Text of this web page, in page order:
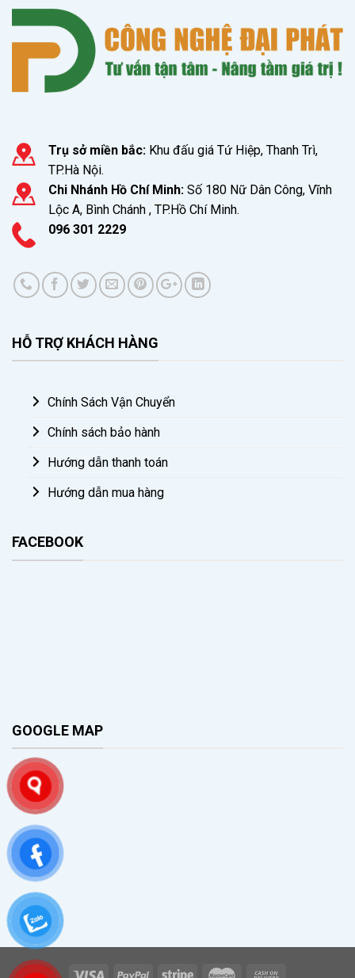
Trụ sở miền bắc: Khu đấu giá Tứ Hiệp, Thanh Trì,
TP.Hà Nội.
Chi Nhánh Hồ Chí Minh: Số 180 Nữ Dân Công, Vĩnh
Lộc A, Bình Chánh , TP.Hồ Chí Minh.
096 301 2229
HỖ TRỢ KHÁCH HÀNG
Chính Sách Vận Chuyển
Chính sách bảo hành
Hướng dẫn thanh toán
Hướng dẫn mua hàng
FACEBOOK
GOOGLE MAP